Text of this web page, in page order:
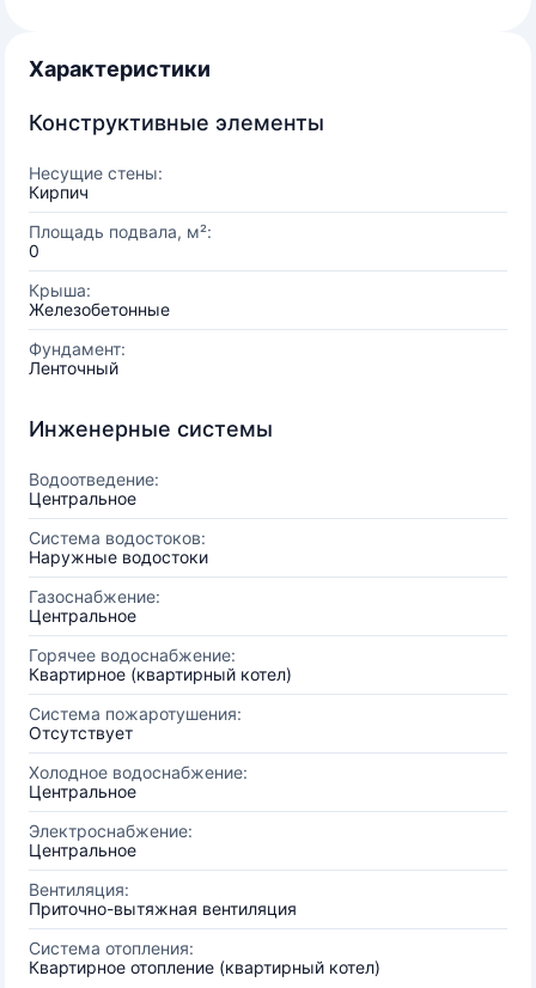
Характеристики
Конструктивные элементы
Несущие стены:
Кирпич
Площадь подвала, м²:
0
Крыша:
Железобетонные
Фундамент:
Ленточный
Инженерные системы
Водоотведение:
Центральное
Система водостоков:
Наружные водостоки
Газоснабжение:
Центральное
Горячее водоснабжение:
Квартирное (квартирный котел)
Система пожаротушения:
Отсутствует
Холодное водоснабжение:
Центральное
Электроснабжение:
Центральное
Вентиляция:
Приточно-вытяжная вентиляция
Система отопления:
Квартирное отопление (квартирный котел)